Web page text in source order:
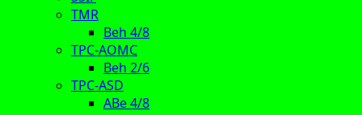
TMR
Beh 4/8
TPC-AOMC
Beh 2/6
TPC-ASD
ABe 4/8